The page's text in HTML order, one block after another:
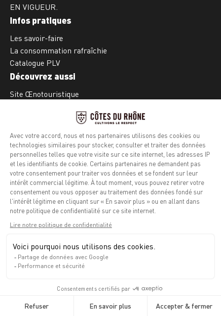
Les appellations Les savoir-faire La dégustation Actualités et événements
EN VIGUEUR.
Infos pratiques
Les savoir-faire
La consommation rafraîchie
Catalogue PLV
Découvrez aussi
Site Œnotouristique
Facebook
Instagram
Mentions légales
Info calories
Contact